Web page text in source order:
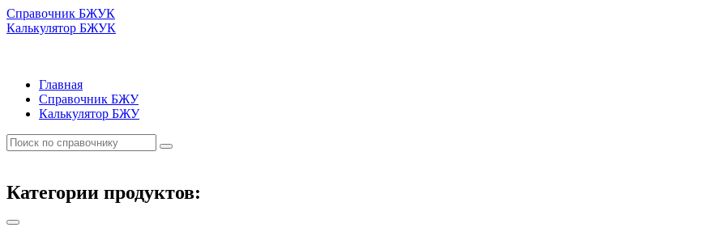
Справочник БЖУК
Калькулятор БЖУК
Главная
Справочник БЖУ
Калькулятор БЖУ
Категории продуктов: